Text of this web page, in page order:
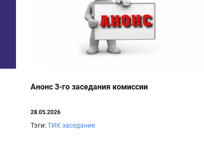
Анонс 3-го заседания комиссии
28.05.2026
Тэги:ТИК заседание